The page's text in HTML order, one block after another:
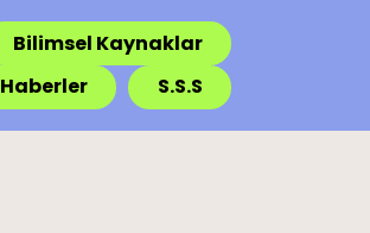
Bilimsel Kaynaklar
Haberler
S.S.S